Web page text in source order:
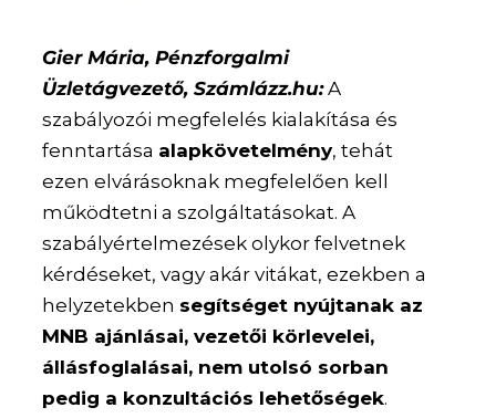
Gier Mária, Pénzforgalmi
Üzletágvezető, Számlázz.hu:A
szabályozói megfelelés kialakítása és
fenntartása alapkövetelmény, tehát
ezen elvárásoknak megfelelően kell
működtetni a szolgáltatásokat. A
szabályértelmezések olykor felvetnek
kérdéseket, vagy akár vitákat, ezekben a
helyzetekben segítséget nyújtanak az
MNB ajánlásai, vezetői körlevelei,
állásfoglalásai, nem utolsó sorban
pedig a konzultációs lehetőségek.